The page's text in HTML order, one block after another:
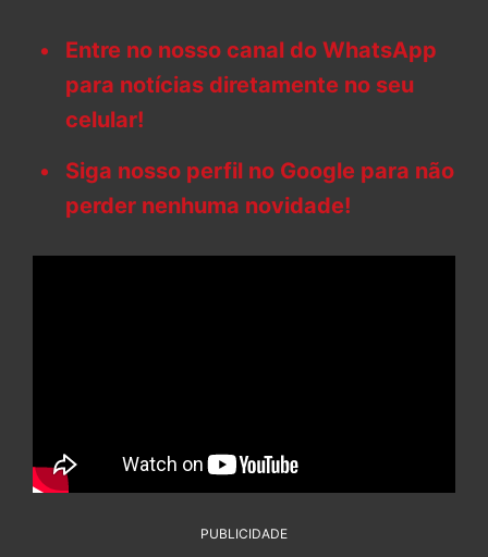
Entre no nosso canal do WhatsApp
para notícias diretamente no seu
celular!
Siga nosso perfil no Google para não
perder nenhuma novidade!
PUBLICIDADE